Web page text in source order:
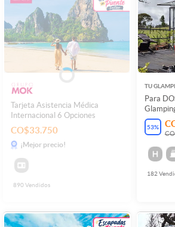
Tarjeta Asistencia Médica
Internacional 6 Opciones
CO$33.750
¡Mejor precio!
890Vendidos
TU
Para
53%
182